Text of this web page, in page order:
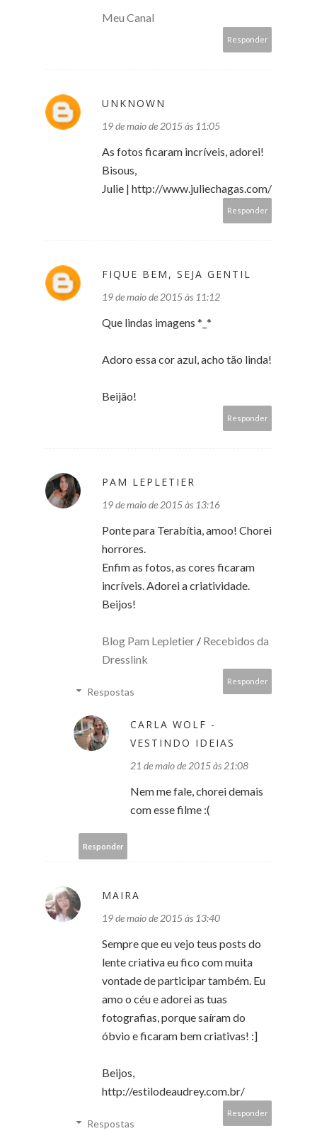
Meu Canal
Responder
UNKNOWN
19 de maio de 2015 às 11:05
As fotos ficaram incríveis, adorei!
Bisous,
Julie | http://www.juliechagas.com/
Responder
FIQUE BEM, SEJA GENTIL
19 de maio de 2015 às 11:12
Que lindas imagens *_*
Adoro essa cor azul, acho tão linda!
Beijão!
Responder
PAM LEPLETIER
19 de maio de 2015 às 13:16
Ponte para Terabítia, amoo! Chorei
horrores.
Enfim as fotos, as cores ficaram
incríveis. Adorei a criatividade.
Beijos!
Blog Pam Lepletier / Recebidos da
Dresslink
Responder
Respostas
CARLA WOLF -
VESTINDO IDEIAS
21 de maio de 2015 às 21:08
Nem me fale, chorei demais
com esse filme :(
Responder
MAIRA
19 de maio de 2015 às 13:40
Sempre que eu vejo teus posts do
lente criativa eu fico com muita
vontade de participar também. Eu
amo o céu e adorei as tuas
fotografias, porque saíram do
óbvio e ficaram bem criativas! :]
Beijos,
http://estilodeaudrey.com.br/
Responder
Respostas